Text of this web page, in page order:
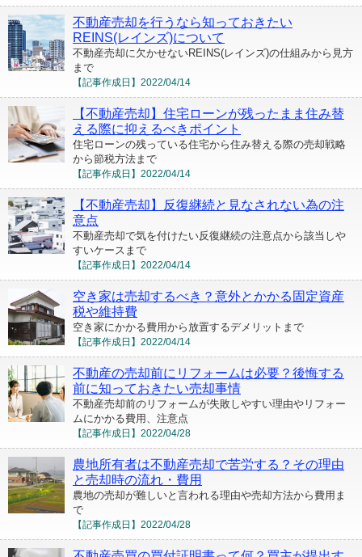
不動産売却を行うなら知っておきたい
REINS(レインズ)について
不動産売却に欠かせないREINS(レインズ)の仕組みから見方
まで
【記事作成日】 2022/04/14
【不動産売却】住宅ローンが残ったまま住み替
える際に抑えるべきポイント
住宅ローンの残っている住宅から住み替える際の売却戦略
から節税方法まで
【記事作成日】 2022/04/14
【不動産売却】反復継続と見なされない為の注
意点
不動産売却で気を付けたい反復継続の注意点から該当しや
すいケースまで
【記事作成日】 2022/04/14
空き家は売却するべき？意外とかかる固定資産
税や維持費
空き家にかかる費用から放置するデメリットまで
【記事作成日】 2022/04/14
不動産の売却前にリフォームは必要？後悔する
前に知っておきたい売却事情
不動産売却前のリフォームが失敗しやすい理由やリフォー
ムにかかる費用、注意点
【記事作成日】 2022/04/28
農地所有者は不動産売却で苦労する？その理由
と売却時の流れ・費用
農地の売却が難しいと言われる理由や売却方法から費用ま
で
【記事作成日】 2022/04/28